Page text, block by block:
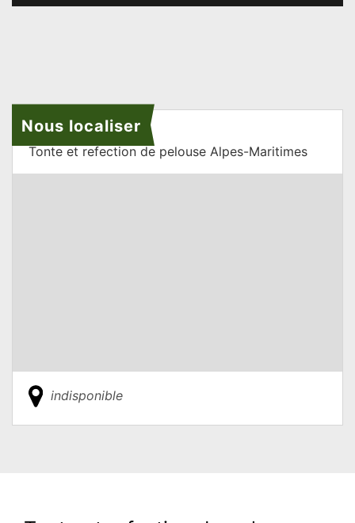
Nous localiser
Tonte et refection de pelouse Alpes-Maritimes
indisponible